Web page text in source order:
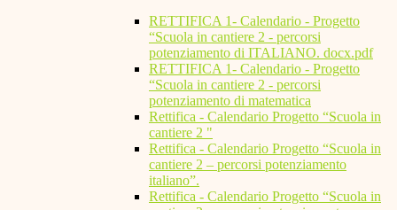
RETTIFICA 1- Calendario - Progetto
“Scuola in cantiere 2 - percorsi
potenziamento di ITALIANO. docx.pdf
RETTIFICA 1- Calendario - Progetto
“Scuola in cantiere 2 - percorsi
potenziamento di matematica
Rettifica - Calendario Progetto “Scuola in
cantiere 2 "
Rettifica - Calendario Progetto “Scuola in
cantiere 2 – percorsi potenziamento
italiano”.
Rettifica - Calendario Progetto “Scuola in